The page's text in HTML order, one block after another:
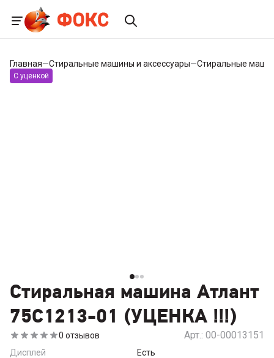
Главная—Стиральные машины и аксессуары—Стиральные
С уценкой
Стиральная машина Атлант
75С1213-01 (УЦЕНКА !!!)
0 отзывов Арт.: 00-00013151
Дисплей
Есть